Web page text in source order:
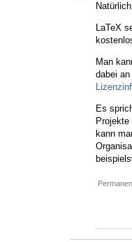
LaTeX
Man
dabei
Es
kann